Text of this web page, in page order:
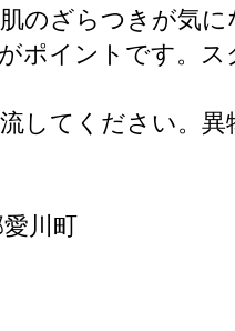
のざらつきが気に
ポイントです。ス
してください。異
川町